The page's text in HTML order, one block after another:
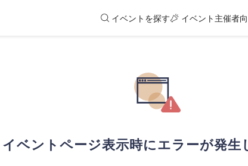
イベントを探す イベント主催者
イベントページ表示時にエラーが発生